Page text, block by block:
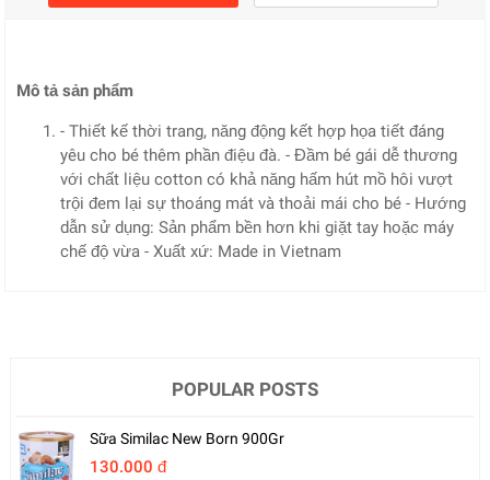
Mô tả sản phẩm
- Thiết kế thời trang, năng động kết hợp họa tiết đáng
yêu cho bé thêm phần điệu đà. - Đầm bé gái dễ thương
với chất liệu cotton có khả năng hấm hút mồ hôi vượt
trội đem lại sự thoáng mát và thoải mái cho bé - Hướng
dẫn sử dụng: Sản phẩm bền hơn khi giặt tay hoặc máy
chế độ vừa - Xuất xứ: Made in Vietnam
POPULAR POSTS
Sữa Similac New Born 900Gr
130.000 đ